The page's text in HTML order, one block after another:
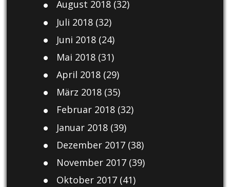
August 2018(32)
Juli 2018(32)
Juni 2018(24)
Mai 2018(31)
April 2018(29)
März 2018(35)
Februar 2018(32)
Januar 2018(39)
Dezember 2017(38)
November 2017(39)
Oktober 2017(41)